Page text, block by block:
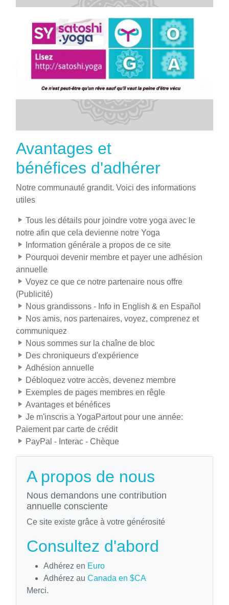
Avantages et
bénéfices d'adhérer
Notre communauté grandit. Voici des informations
utiles
Tous les détails pour joindre votre yoga avec le
notre afin que cela devienne notre Yoga
Information générale a propos de ce site
Pourquoi devenir membre et payer une adhésion
annuelle
Voyez ce que ce notre partenaire nous offre
(Publicité)
Nous grandissons - Info in English & en Español
Nos amis, nos partenaires, voyez, comprenez et
communiquez
Nous sommes sur la chaîne de bloc
Des chroniqueurs d'expérience
Adhésion annuelle
Débloquez votre accès, devenez membre
Exemples de pages membres en rêgle
Avantages et bénéfices
Je m'inscris a YogaPartout pour une année:
Paiement par carte de crédit
PayPal - Interac - Chèque
A propos de nous
Nous demandons une contribution
annuelle consciente
Ce site existe grâce à votre générosité
Consultez d'abord
Adhérez en Euro
Adhérez au Canada en $CA
Merci.